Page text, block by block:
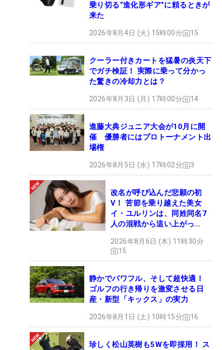
乗り切る“進化形ギア”に頼るときが
来た
2026年8月4日 (火) 15時00分 15
クーラー付きカートを猛暑の炎天下
でガチ検証！ 実際に乗って分かっ
た驚きの冷却力とは？
2026年8月3日 (月) 17時00分 14
進藤大典ジュニア大会が10月に開
催 優勝者にはプロトーナメント出
場権
2026年8月5日 (水) 17時02分 3
改名が呼び込んだ悲願の初
V！ 苦節を乗り越えた美女
イ・ユルリンは、同姓同名7
人の混戦から這い上がっ
2026年8月6日 (木) 11時30分
15
静かでパワフル、そして超快適！
ゴルフの行き帰りを激変させる日
産・新型「キックス」の実力
2026年8月1日 (土) 10時15分 16
珍しく松山英樹も5Wを即採用！ ス